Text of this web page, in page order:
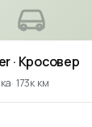
· Кросовер
173к км